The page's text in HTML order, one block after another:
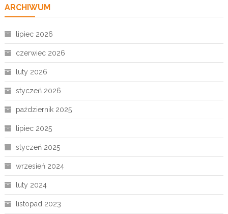
ARCHIWUM
lipiec 2026
czerwiec 2026
luty 2026
styczeń 2026
październik 2025
lipiec 2025
styczeń 2025
wrzesień 2024
luty 2024
listopad 2023